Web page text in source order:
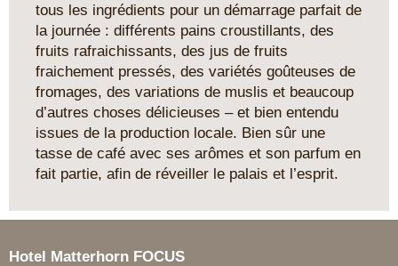
tous les ingrédients pour un démarrage parfait de
la journée : différents pains croustillants, des
fruits rafraichissants, des jus de fruits
fraichement pressés, des variétés goûteuses de
fromages, des variations de muslis et beaucoup
d’autres choses délicieuses – et bien entendu
issues de la production locale. Bien sûr une
tasse de café avec ses arômes et son parfum en
fait partie, afin de réveiller le palais et l’esprit.
Hotel Matterhorn FOCUS